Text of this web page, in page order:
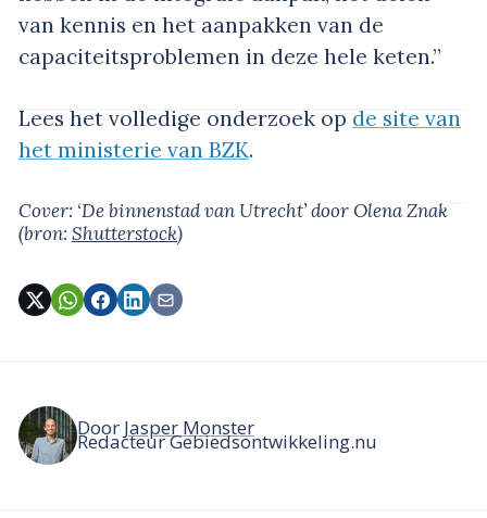
van kennis en het aanpakken van de
capaciteitsproblemen in deze hele keten.”
Lees het volledige onderzoek op de site van
het ministerie van BZK.
Cover: ‘De binnenstad van Utrecht’door Olena Znak
(bron: Shutterstock)
Door Jasper Monster
Redacteur Gebiedsontwikkeling.nu